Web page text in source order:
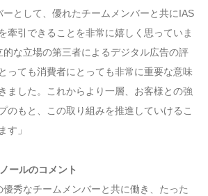
ーとして、優れたチームメンバーと共にIAS
牽引できることを非常に嬉しく思っていま
な立場の第三者によるデジタル広告の評
っても消費者にとっても非常に重要な意味
ました。これからより一層、お客様との強
のもと、この取り組みを推進していけるこ
す」
ールのコメント
優秀なチームメンバーと共に働き、たった